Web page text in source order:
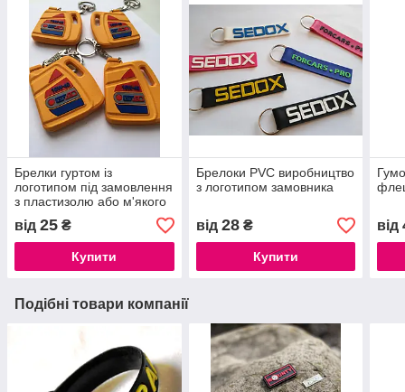
Брелки гуртом із
логотипом під замовлення
з пластизолю або м'якого
від 25 ₴
Купити
Брелоки PVC виробництво
з логотипом замовника
від 28₴
Купити
від
Подібні товари компанії